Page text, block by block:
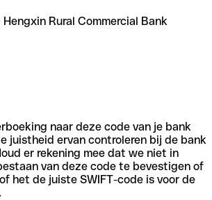
Rural Commercial Bank
naar deze code van je bank
juistheid ervan controleren bij de bank
er rekening mee dat we niet in
van deze code te bevestigen of
het de juiste SWIFT-code is voor de